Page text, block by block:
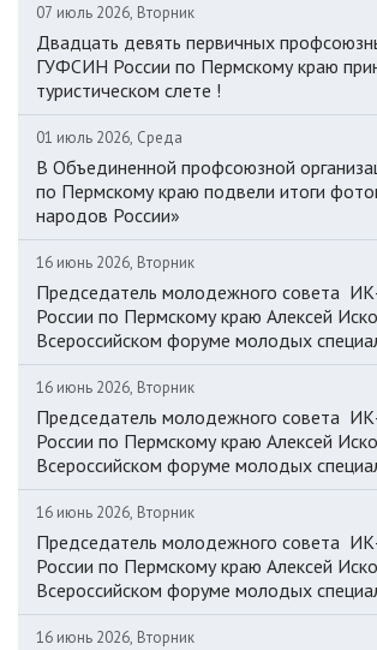
07 июль 2026, Вторник
Двадцать девять первичных
ГУФСИН России по Пермскому краю
туристическом слете !
01 июль 2026, Среда
В Объединенной профсоюзной
по Пермскому краю подвели итоги
народов России»
16 июнь 2026, Вторник
Председатель молодежного совета
России по Пермскому краю Алексей
Всероссийском форуме молодых
16 июнь 2026, Вторник
Председатель молодежного совета
России по Пермскому краю Алексей
Всероссийском форуме молодых
16 июнь 2026, Вторник
Председатель молодежного совета
России по Пермскому краю Алексей
Всероссийском форуме молодых
16 июнь 2026, Вторник